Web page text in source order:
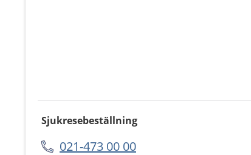
Sjukresebeställning
021-473 00 00